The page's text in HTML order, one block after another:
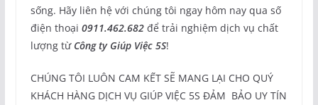
sống. Hãy liên hệ với chúng tôi ngay hôm nay qua số
điện thoại 0911.462.682để trải nghiệm dịch vụ chất
lượng từ Công ty Giúp Việc 5S!
CHÚNG TÔI LUÔN CAM KẾT SẼ MANG LẠI CHO QUÝ
KHÁCH HÀNG DỊCH VỤ GIÚP VIỆC 5S ĐẢM BẢO UY TÍN